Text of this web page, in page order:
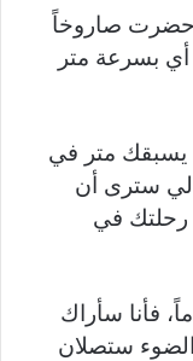
صاروخاً
بسرعة متر
يسبقك متر في
سترى أن
رحلتك في
فأنا سأراك
ستصلان